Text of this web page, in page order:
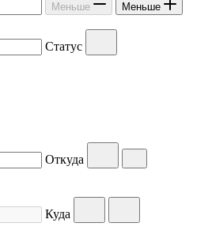
Меньше Меньше
Статус
Откуда
Куда